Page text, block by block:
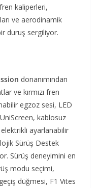
kaliperleri,
ve aerodinamik
duruş sergiliyor.
donanımından
ve kırmızı fren
egzoz sesi, LED
kablosuz
ayarlanabilir
Sürüş Destek
Sürüş deneyimini en
modu seçimi,
düğmesi, F1 Vites